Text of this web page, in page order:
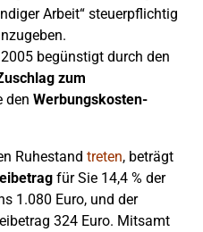
Arbeit“ steuerpflichtig
begünstigt durch den
zum
den Werbungskosten-
Ruhestand treten, beträgt
für Sie 14,4 % der
1.080 Euro, und der
324 Euro. Mitsamt